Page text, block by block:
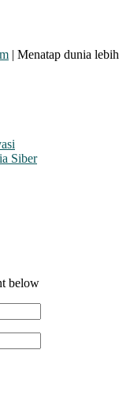
| Menatap dunia
Siber
below